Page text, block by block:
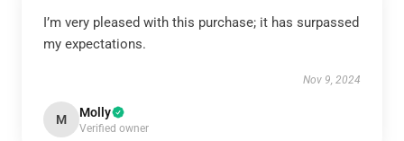
I’m very pleased with this purchase; it has surpassed
my expectations.
Nov 9, 2024
M Molly
Verified owner